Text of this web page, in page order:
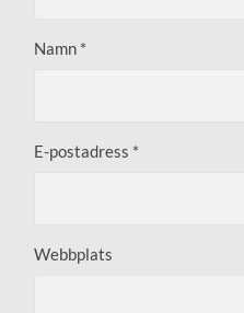
Namn *
E-postadress *
Webbplats